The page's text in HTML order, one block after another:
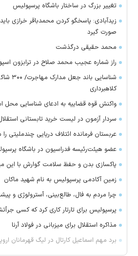
تغییر بزرگ در ساختار باشگاه پرسپولیس
زیدآبادی: پاسخگو کردن محمدباقر خرازی
صورت گیرد
محمد حقیقی درگذشت
راز شماره عجیب محمد صلاح در ترابزون
کلاهبرداری
واکنش قوه قضاییه به ادعای شناسایی محل
سردار آزمون در لیست خرید تابستانی
عربستان فرمانده ائتلاف دریایی چندملیتی
عضو هیئت‌رئیسه فدراسیون در باشگاه
پاکسازی بدن و حفظ سلامت گوارش با این
زمین آکادمی پرسپولیس به نام شهید ماکان
چرا مردم به فال، طالع‌بینی، آسترولوژی و
پرسپولیس برای تارتار کاری کرد که کسی
مذاکره استقلال برای میزبانی در فولاد آرنا
برد مهم اسماعیل کارتال در لیگ قهرمانان